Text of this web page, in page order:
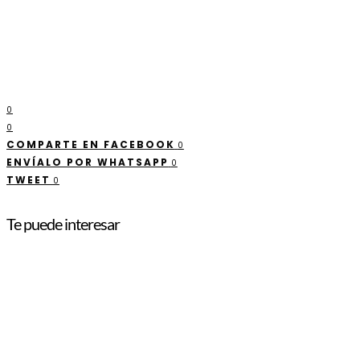
0
0
COMPARTE EN FACEBOOK 0
ENVÍALO POR WHATSAPP 0
TWEET 0
Te puede interesar